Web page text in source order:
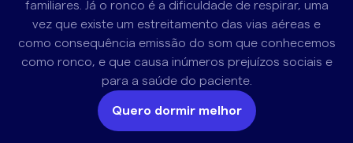
familiares. Já o ronco é a dificuldade de respirar, uma
vez que existe um estreitamento das vias aéreas e
como consequência emissão do som que conhecemos
como ronco, e que causa inúmeros prejuízos sociais e
para a saúde do paciente.
Quero dormir melhor